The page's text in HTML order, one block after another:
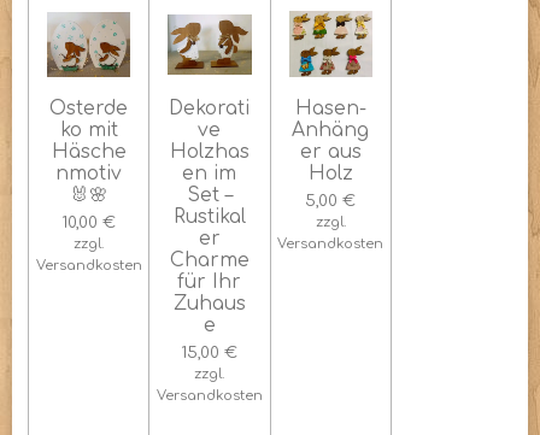
Osterde
ko mit
Häsche
nmotiv
🐰🌸
10,00 €
zzgl.
Versandkosten
Dekorati
ve
Holzhas
en im
Set –
Rustikal
er
Charme
für Ihr
Zuhaus
e
15,00 €
zzgl.
Versandkosten
Hasen-
Anhäng
er aus
Holz
5,00 €
zzgl.
Versandkosten